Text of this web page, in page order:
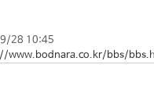
28 10:45
www.bodnara.co.kr/bbs/